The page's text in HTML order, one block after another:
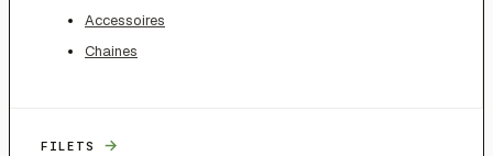
Accessoires
Chaines
FILETS →